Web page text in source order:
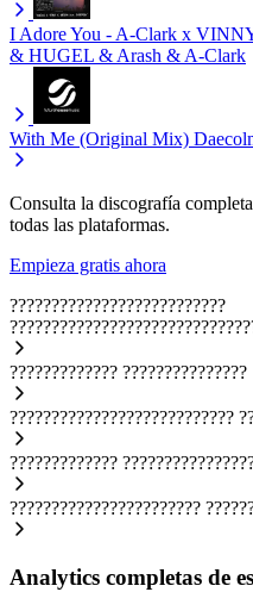
I Adore You - A-Clark x
& HUGEL & Arash & A-Clark
With Me (Original Mix)
Consulta la discografía
todas las plataformas.
Empieza gratis ahora
??????????????????????????
????????????? ???????????????
???????????????????????????
?????????????
???????????????????????
Analytics completas de